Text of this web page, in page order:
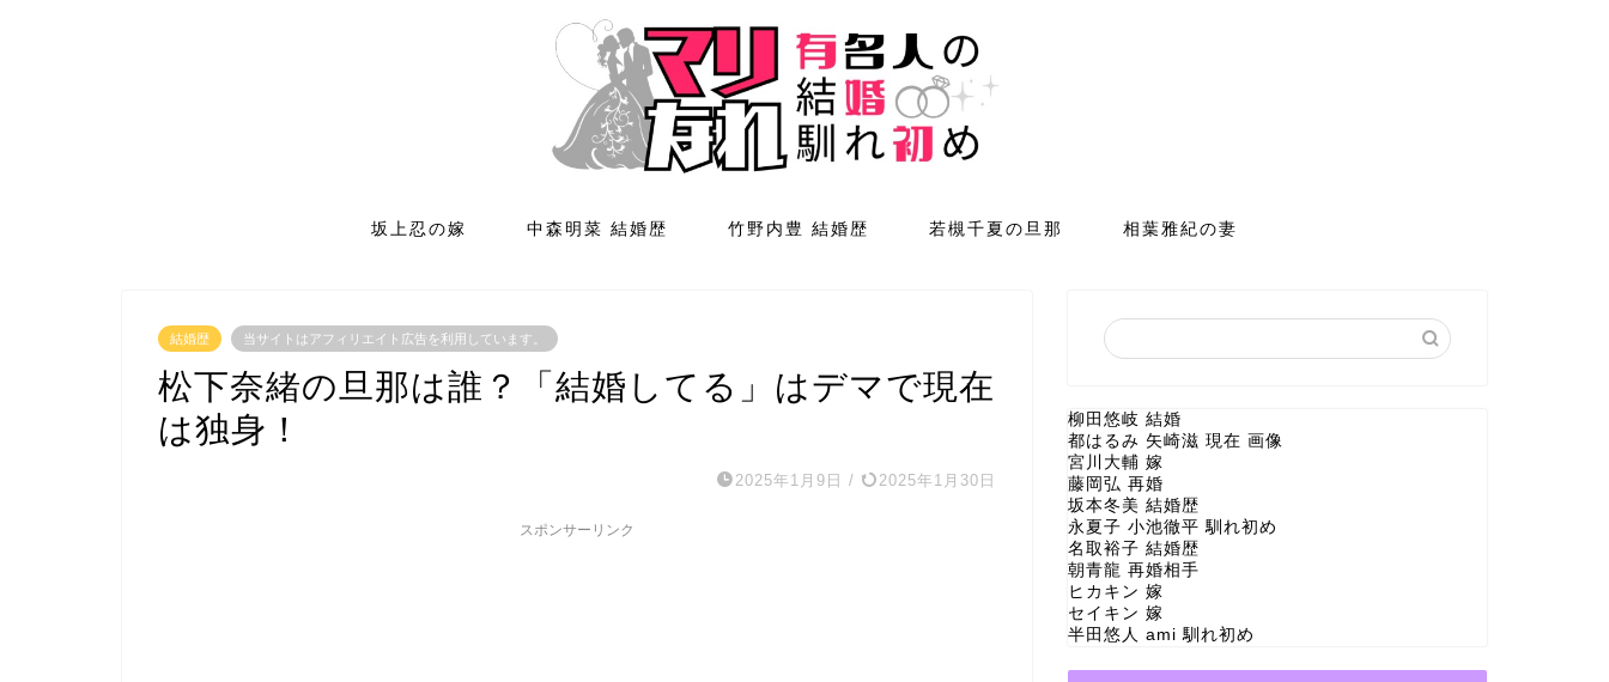
坂上忍の嫁 中森明菜 結婚歴 竹野内豊 結婚歴 若槻千夏の旦那 相葉雅紀の妻
結婚歴 当サイトはアフィリエイト広告を利用しています。
松下奈緒の旦那は誰？「結婚してる」はデマで現在
は独身！
2025年1月9日 / 2025年1月30日
スポンサーリンク
柳田悠岐 結婚
都はるみ 矢崎滋 現在 画像
宮川大輔 嫁
藤岡弘 再婚
坂本冬美 結婚歴
永夏子 小池徹平 馴れ初め
名取裕子 結婚歴
朝青龍 再婚相手
ヒカキン 嫁
セイキン 嫁
半田悠人 ami 馴れ初め